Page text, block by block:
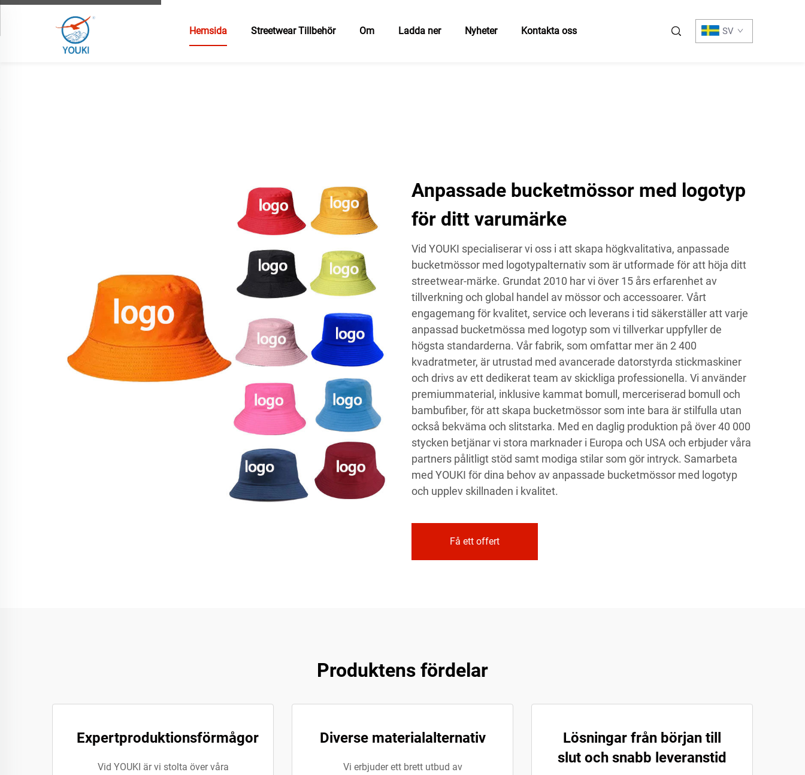
Hemsida Streetwear Tillbehör Om Ladda ner Nyheter Kontakta oss SV
Anpassade bucketmössor med logotyp
för ditt varumärke
Vid YOUKI specialiserar vi oss i att skapa högkvalitativa, anpassade
bucketmössor med logotypalternativ som är utformade för att höja ditt
streetwear-märke. Grundat 2010 har vi över 15 års erfarenhet av
tillverkning och global handel av mössor och accessoarer. Vårt
engagemang för kvalitet, service och leverans i tid säkerställer att varje
anpassad bucketmössa med logotyp som vi tillverkar uppfyller de
högsta standarderna. Vår fabrik, som omfattar mer än 2 400
kvadratmeter, är utrustad med avancerade datorstyrda stickmaskiner
och drivs av ett dedikerat team av skickliga professionella. Vi använder
premiummaterial, inklusive kammat bomull, merceriserad bomull och
bambufiber, för att skapa bucketmössor som inte bara är stilfulla utan
också bekväma och slitstarka. Med en daglig produktion på över 40 000
stycken betjänar vi stora marknader i Europa och USA och erbjuder våra
partners pålitligt stöd samt modiga stilar som gör intryck. Samarbeta
med YOUKI för dina behov av anpassade bucketmössor med logotyp
och upplev skillnaden i kvalitet.
Få ett offert
Produktens fördelar
Expertproduktionsförmågor
Vid YOUKI är vi stolta över våra
Diverse materialalternativ
Vi erbjuder ett brett utbud av
Lösningar från början till
slut och snabb leveranstid